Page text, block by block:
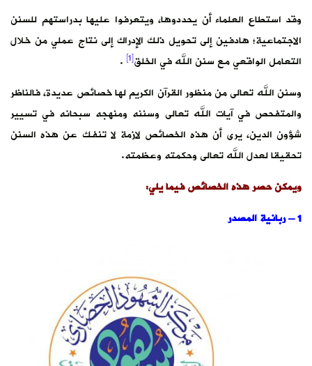
وقد استطاع العلماء أن يحددوها، ويتعرفوا عليها بدراستهم للسنن
الاجتماعية؛ هادفين إلى تحويل ذلك الإدراك إلى نتاج عملي من خلال
التعامل الواقعي مع سنن الله في الخلق[1]
.
وسنن الله تعالى من منظور القرآن الكريم لها خصائص عديدة، فالناظر
والمتفحص في آيات الله تعالى وسننه ومنهجه سبحانه في تسيير
شؤون الدين، يرى أن هذه الخصائص لازمة لا تنفك عن هذه السنن
تحقيقا لعدل الله تعالى وحكمته وعظمته.
ويمكن حصر هذه الخصائص فيما يلي:
1 – ربانية المصدر